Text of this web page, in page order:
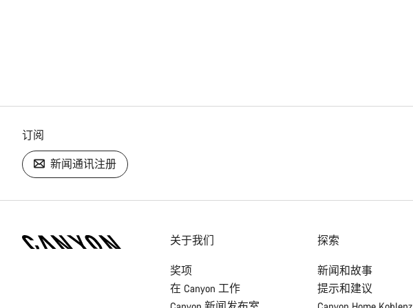
订阅
新闻通讯注册
关于我们
奖项
在 Canyon 工作
探索
新闻和故事
提示和建议